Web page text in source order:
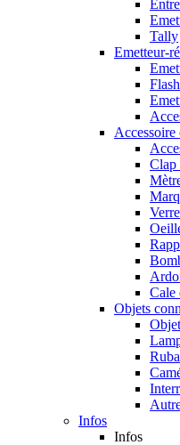
Tally
Emetteur-
Accessoire
Clap
Cale
Objets
Infos
Infos